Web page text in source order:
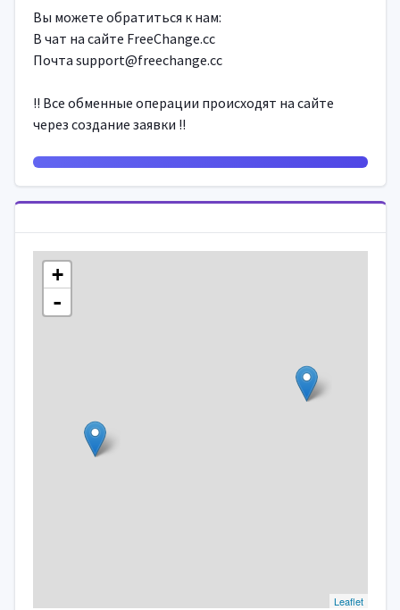
Вы можете обратиться к нам:
В чат на сайте FreeChange.cc
Почта support@freechange.cc
!! Все обменные операции происходят на сайте
через создание заявки !!
+
-
Leaflet